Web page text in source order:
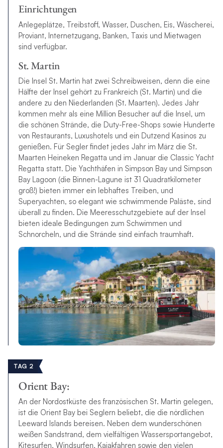
Einrichtungen
Anlegeplätze, Treibstoff, Wasser, Duschen, Eis, Wäscherei,
Proviant, Internetzugang, Banken, Taxis und Mietwagen
sind verfügbar.
St. Martin
Die Insel St. Martin hat zwei Schreibweisen, denn die eine
Hälfte der Insel gehört zu Frankreich (St. Martin) und die
andere zu den Niederlanden (St. Maarten). Jedes Jahr
kommen mehr als eine Million Besucher auf die Insel, um
die schönen Strände, die Duty-Free-Shops sowie Hunderte
von Restaurants, Luxushotels und ein Dutzend Kasinos zu
genießen. Für Segler findet jedes Jahr im März die St.
Maarten Heineken Regatta und im Januar die Classic Yacht
Regatta statt. Die Yachthäfen in Simpson Bay und Simpson
Bay Lagoon (die Binnen-Lagune ist 31 Quadratkilometer
groß!) bieten immer ein lebhaftes Treiben, und
Superyachten, so elegant wie schwimmende Paläste, sind
überall zu finden. Die Meeresschutzgebiete auf der Insel
bieten ideale Bedingungen zum Schwimmen und
Schnorcheln, und die Strände sind einfach traumhaft.
TAG 2
Orient Bay:
An der Nordostküste des französischen St. Martin gelegen,
ist die Orient Bay bei Seglern beliebt, die die nördlichen
Leeward Islands bereisen. Neben dem wunderschönen
weißen Sandstrand, dem vielfältigen Wassersportangebot,
Kitesurfen, Windsurfen, Kajakfahren sowie den vielen